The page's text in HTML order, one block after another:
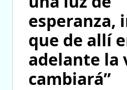
esperanza,
que de allí
adelante la
cambiará”